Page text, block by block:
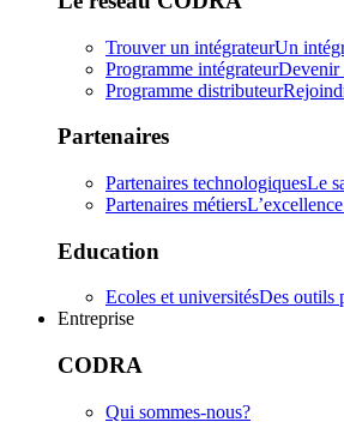
Trouver un intégrateurUn
Programme intégrateurDevenir
Programme distributeur
Partenaires
Partenaires technologiquesLe
Partenaires métiers
Education
Ecoles et universitésDes outils
Entreprise
CODRA
Qui sommes-nous?